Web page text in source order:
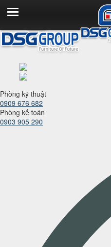
Phòng kỹ thuật
0909 676 682
Phòng kế toán
0903 905 290